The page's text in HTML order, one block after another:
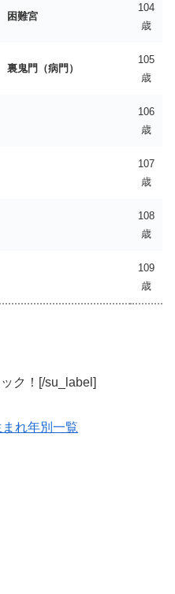
困難宮
104
歳
裏鬼門（病門）
105
歳
106
歳
107
歳
108
歳
109
歳
ク！[/su_label]
れ年別一覧